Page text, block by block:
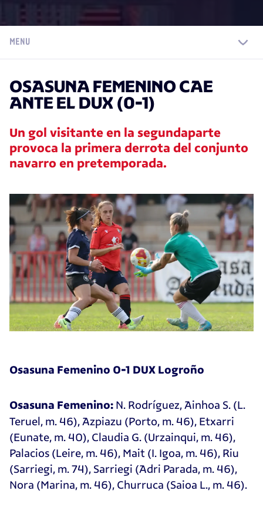
MENU
OSASUNA FEMENINO CAE
ANTE EL DUX (0-1)
Un gol visitante en la segundaparte
provoca la primera derrota del conjunto
navarro en pretemporada.
Osasuna Femenino 0-1 DUX Logroño
Osasuna Femenino: N. Rodríguez, Ainhoa S. (L.
Teruel, m. 46), Azpiazu (Porto, m. 46), Etxarri
(Eunate, m. 40), Claudia G. (Urzainqui, m. 46),
Palacios (Leire, m. 46), Mait (I. Igoa, m. 46), Riu
(Sarriegi, m. 74), Sarriegi (Adri Parada, m. 46),
⁠Nora (Marina, m. 46), Churruca (Saioa L., m. 46).